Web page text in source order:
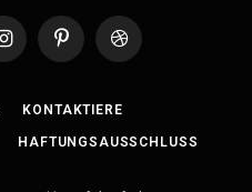
InstagramPinterestDribbble
KONTAKTIERE
HAFTUNGSAUSSCHLUSS